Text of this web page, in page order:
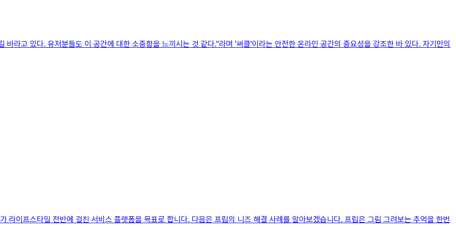
라고 있다. 유저분들도 이 공간에 대한 소중함을 느끼시는 것 같다."라며 '써클'이라는 안전한 온라인 공간의 중요성을 강조한 바 있다. 자기만의
라이프스타일 전반에 걸친 서비스 플랫폼을 목표로 합니다. 다음은 프립의 니즈 해결 사례를 알아보겠습니다. 프립은 그림 그려보는 추억을 한번